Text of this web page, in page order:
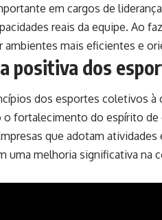
em cargos de
reais da equipe. Ao
ambientes mais eficientes e
positiva dos
dos esportes coletivos
fortalecimento do espírito de
que adotam
uma melhoria significativa na